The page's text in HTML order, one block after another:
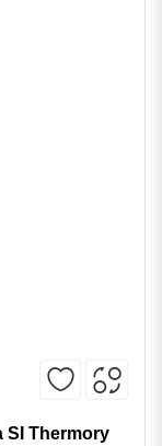
SI Thermory